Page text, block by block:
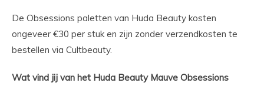
De Obsessions paletten van Huda Beauty kosten
ongeveer €30 per stuk en zijn zonder verzendkosten te
bestellen via Cultbeauty.
Wat vind jij van het Huda Beauty Mauve Obsessions